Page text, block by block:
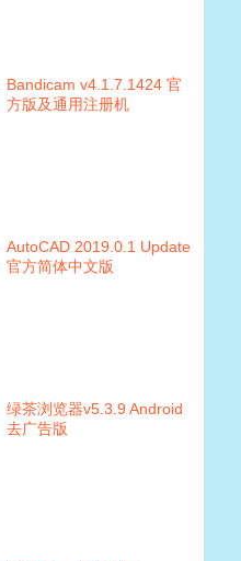
Bandicam v4.1.7.1424 官
方版及通用注册机
AutoCAD 2019.0.1 Update
官方简体中文版
绿茶浏览器v5.3.9 Android
去广告版